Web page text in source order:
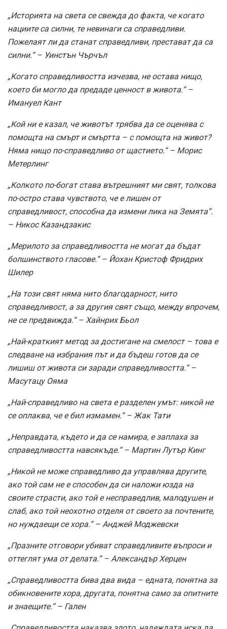
„Историята на света се свежда до факта, че когато
нациите са силни, те невинаги са справедливи.
Пожелаят ли да станат справедливи, престават да са
силни.“ – Уинстън Чърчъл
„Когато справедливостта изчезва, не остава нищо,
което би могло да предаде ценност в живота.“ –
Имануел Кант
„Кой ни е казал, че животът трябва да се оценява с
помощта на смърт и смъртта – с помощта на живот?
Няма нищо по-справедливо от щастието.“ – Морис
Метерлинг
„Колкото по-богат става вътрешният ми свят, толкова
по-остро става чувството, че е лишен от
справедливост, способна да измени лика на Земята“.
– Никос Казандзакис
„Мерилото за справедливостта не могат да бъдат
болшинството гласове.“ – Йохан Кристоф Фридрих
Шилер
„На този свят няма нито благодарност, нито
справедливост, а за другия свят също, между впрочем,
не се предвижда.“ – Хайнрих Бьол
„Най-краткият метод за достигане на смелост – това е
следване на избрания път и да бъдеш готов да се
лишиш от живота си заради справедливостта.“ –
Масутацу Ояма
„Най-справедливо на света е разделен умът: никой не
се оплаква, че е бил измамен.“ – Жак Тати
„Неправдата, където и да се намира, е заплаха за
справедливостта навсякъде.“ – Мартин Лутър Кинг
„Никой не може справедливо да управлява другите,
ако той сам не е способен да си наложи юзда на
своите страсти, ако той е несправедлив, малодушен и
слаб, ако той неохотно отделя от своето за почтените,
но нуждаещи се хора.“ – Анджей Моджевски
„Празните отговори убиват справедливите въпроси и
оттеглят ума от делата.“ – Александър Херцен
„Справедливостта бива два вида – едната, понятна за
обикновените хора, другата, понятна само за опитните
и знаещите.“ – Гален